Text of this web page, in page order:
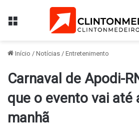
Menu
Início / Notícias / Entretenimento
Carnaval de Apodi-
que o evento vai até
manhã